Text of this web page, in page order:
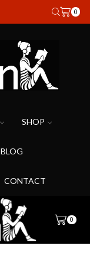
0
SHOP
BLOG
CONTACT
0